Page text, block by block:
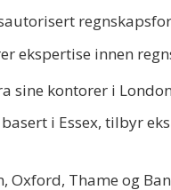
ekspertise innen
sine kontorer i
i Essex, tilbyr
Oxford, Thame og